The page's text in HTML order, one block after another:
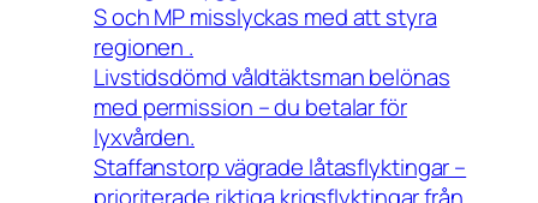
S och MP misslyckas med att styra
regionen .
Livstidsdömd våldtäktsman belönas
med permission – du betalar för
lyxvården.
Staffanstorp vägrade låtasflyktingar –
prioriterade riktiga krigsflyktingar från